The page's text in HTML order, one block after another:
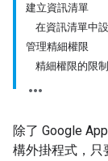
建立資訊清單
在資訊清單中
管理精細權限
精細權限的限制
除了 Google
構外掛程式，只